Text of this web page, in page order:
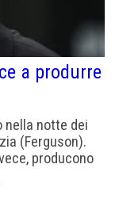
a produrre
nella notte dei
(Ferguson).
producono